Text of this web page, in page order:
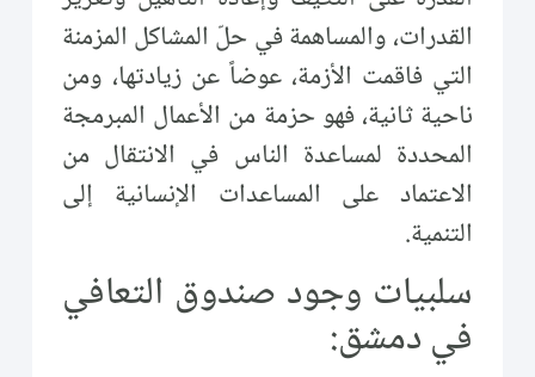
القدرات، والمساهمة في حلّ المشاكل المزمنة
التي فاقمت الأزمة، عوضاً عن زيادتها، ومن
ناحية ثانية، فهو حزمة من الأعمال المبرمجة
المحددة لمساعدة الناس في الانتقال من
الاعتماد على المساعدات الإنسانية إلى
التنمية.
سلبيات وجود صندوق التعافي
في دمشق: